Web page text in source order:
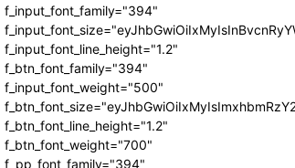
f_input_font_family="394"
f_input_font_line_height="1.2"
f_btn_font_family="394"
f_input_font_weight="500"
f_btn_font_line_height="1.2"
f_btn_font_weight="700"
f_pp_font_family="394"